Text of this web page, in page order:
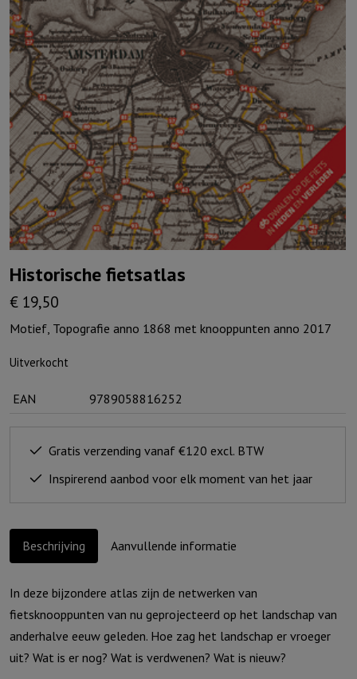
Historische fietsatlas
€ 19,50
Motief, Topografie anno 1868 met knooppunten anno 2017
Uitverkocht
EAN 9789058816252
Gratis verzending vanaf €120 excl. BTW
Inspirerend aanbod voor elk moment van het jaar
Beschrijving Aanvullende informatie
In deze bijzondere atlas zijn de netwerken van
fietsknooppunten van nu geprojecteerd op het landschap van
anderhalve eeuw geleden. Hoe zag het landschap er vroeger
uit? Wat is er nog? Wat is verdwenen? Wat is nieuw?